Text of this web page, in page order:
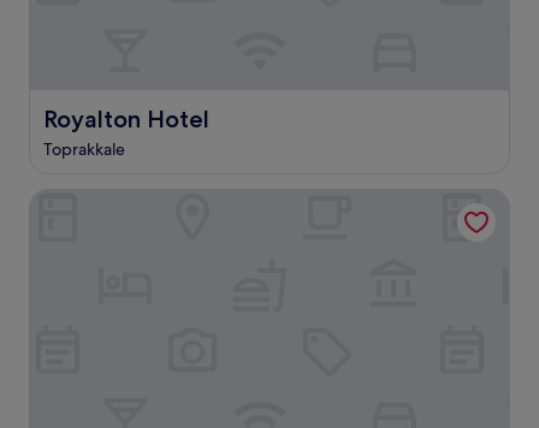
Royalton Hotel
Royalton Hotel
Toprakkale